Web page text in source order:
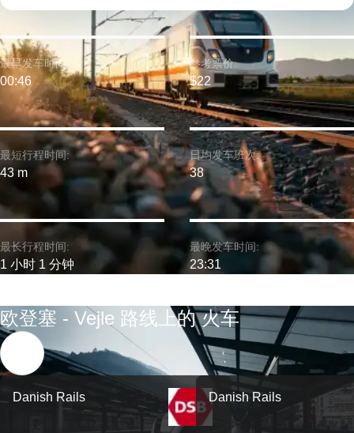
最短行程时间:
43 m
最早发车时间:
00:46
最长行程时间:
1 小时 1 分钟
参考票价:
$22
日均发车班次:
38
最晚发车时间:
23:31
欧登塞 - Vejle 路线上的 火车
Danish Rails Danish Rails